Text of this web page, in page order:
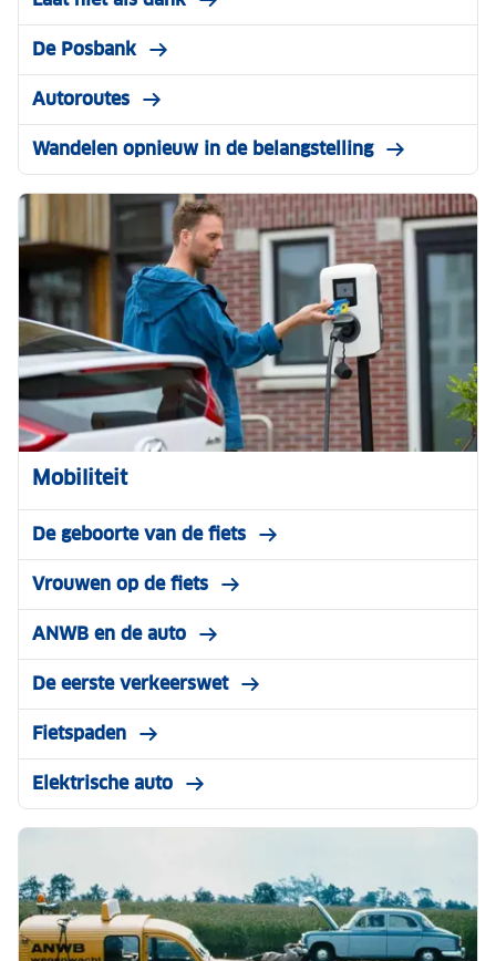
De Posbank
Autoroutes
Wandelen opnieuw in de belangstelling
Mobiliteit
De geboorte van de fiets
Vrouwen op de fiets
ANWB en de auto
De eerste verkeerswet
Fietspaden
Elektrische auto